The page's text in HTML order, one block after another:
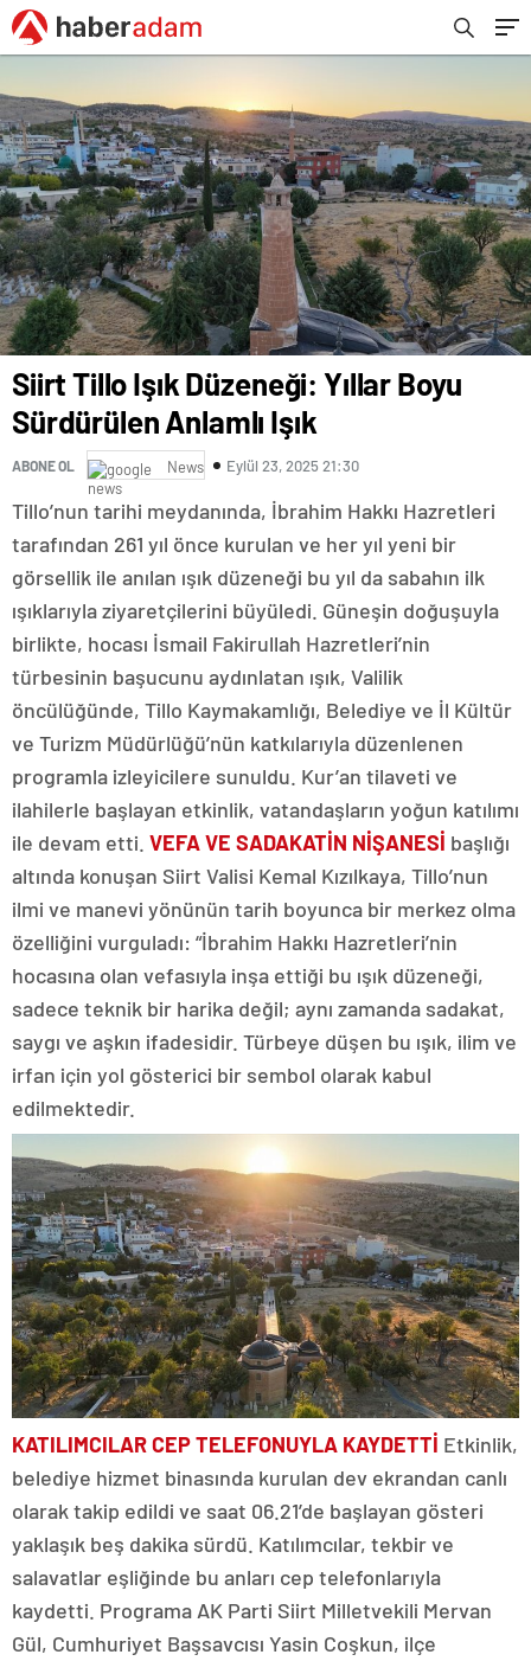
Siirt Tillo Işık Düzeneği: Yıllar Boyu
Sürdürülen Anlamlı Işık
ABONE OL News Eylül 23, 2025 21:30
Tillo’nun tarihi meydanında, İbrahim Hakkı Hazretleri
tarafından 261 yıl önce kurulan ve her yıl yeni bir
görsellik ile anılan ışık düzeneği bu yıl da sabahın ilk
ışıklarıyla ziyaretçilerini büyüledi. Güneşin doğuşuyla
birlikte, hocası İsmail Fakirullah Hazretleri’nin
türbesinin başucunu aydınlatan ışık, Valilik
öncülüğünde, Tillo Kaymakamlığı, Belediye ve İl Kültür
ve Turizm Müdürlüğü’nün katkılarıyla düzenlenen
programla izleyicilere sunuldu. Kur’an tilaveti ve
ilahilerle başlayan etkinlik, vatandaşların yoğun katılımı
ile devam etti. VEFA VE SADAKATİN NİŞANESİ başlığı
altında konuşan Siirt Valisi Kemal Kızılkaya, Tillo’nun
ilmi ve manevi yönünün tarih boyunca bir merkez olma
özelliğini vurguladı: “İbrahim Hakkı Hazretleri’nin
hocasına olan vefasıyla inşa ettiği bu ışık düzeneği,
sadece teknik bir harika değil; aynı zamanda sadakat,
saygı ve aşkın ifadesidir. Türbeye düşen bu ışık, ilim ve
irfan için yol gösterici bir sembol olarak kabul
edilmektedir.
KATILIMCILAR CEP TELEFONUYLA KAYDETTİ Etkinlik,
belediye hizmet binasında kurulan dev ekrandan canlı
olarak takip edildi ve saat 06.21’de başlayan gösteri
yaklaşık beş dakika sürdü. Katılımcılar, tekbir ve
salavatlar eşliğinde bu anları cep telefonlarıyla
kaydetti. Programa AK Parti Siirt Milletvekili Mervan
Gül, Cumhuriyet Başsavcısı Yasin Coşkun, ilçe